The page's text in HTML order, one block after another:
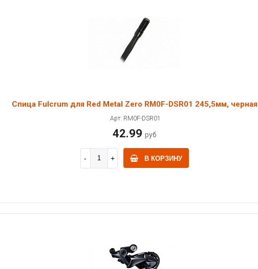
Спица Fulcrum для Red Metal Zero RM0F-DSR01 245,5мм, черная
Арт: RM0F-DSR01
42.99 руб
В КОРЗИНУ